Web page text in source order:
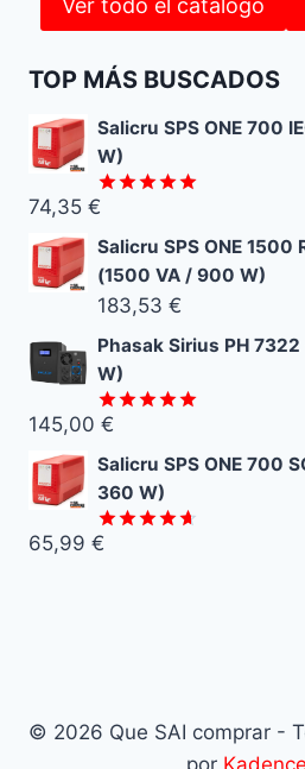
Ver todo el catálogo
TOP MÁS BUSCADOS
Salicru SPS ONE 700
W)
Valorado
de 5
74,35 €
Salicru SPS ONE 1500
(1500 VA / 900 W)
183,53 €
Phasak Sirius PH
W)
Valorado
de 5
145,00 €
Salicru SPS ONE 700
360 W)
Valorado
65,99 €
© 2026 Que SAI comprar -